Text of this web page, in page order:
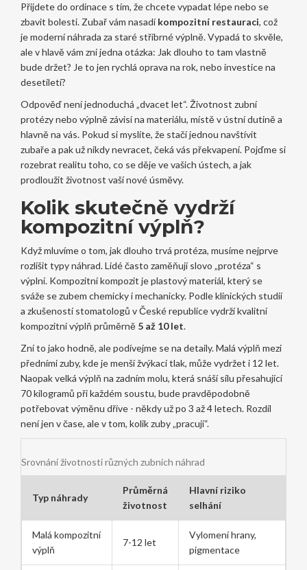
Přijdete do ordinace s tím, že chcete vypadat lépe nebo se
zbavit bolesti. Zubař vám nasadíkompozitní restauraci, což
je moderní náhrada za staré stříbrné výplně. Vypadá to skvěle,
ale v hlavě vám zní jedna otázka: Jak dlouho to tam vlastně
bude držet? Je to jen rychlá oprava na rok, nebo investice na
desetiletí?
Odpověď není jednoduchá „dvacet let“. Životnost zubní
protézy nebo výplně závisí na materiálu, místě v ústní dutině a
hlavně na vás. Pokud si myslíte, že stačí jednou navštívit
zubaře a pak už nikdy nevracet, čeká vás překvapení. Pojďme si
rozebrat realitu toho, co se děje ve vašich ústech, a jak
prodloužit životnost vaší nové úsměvy.
Kolik skutečně vydrží
kompozitní výplň?
Když mluvíme o tom, jak dlouho trvá protéza, musíme nejprve
rozlišit typy náhrad. Lidé často zaměňují slovo „protéza“ s
výplní. Kompozitní kompozit je plastový materiál, který se
sváže se zubem chemicky i mechanicky. Podle klinických studií
a zkušeností stomatologů v České republice vydrží kvalitní
kompozitní výplň průměrně 5 až 10 let.
Zní to jako hodně, ale podívejme se na detaily. Malá výplň mezi
předními zuby, kde je menší žvýkací tlak, může vydržet i 12 let.
Naopak velká výplň na zadním molu, která snáší sílu přesahující
70 kilogramů při každém soustu, bude pravděpodobně
potřebovat výměnu dříve - někdy už po 3 až 4 letech. Rozdíl
není jen v čase, ale v tom, kolik zuby „pracují“.
Srovnání životnosti různých zubních náhrad
Typ náhrady
Průměrná
životnost
Hlavní riziko
selhání
Malá kompozitní
výplň
7-12 let
Vylomení hrany,
pigmentace